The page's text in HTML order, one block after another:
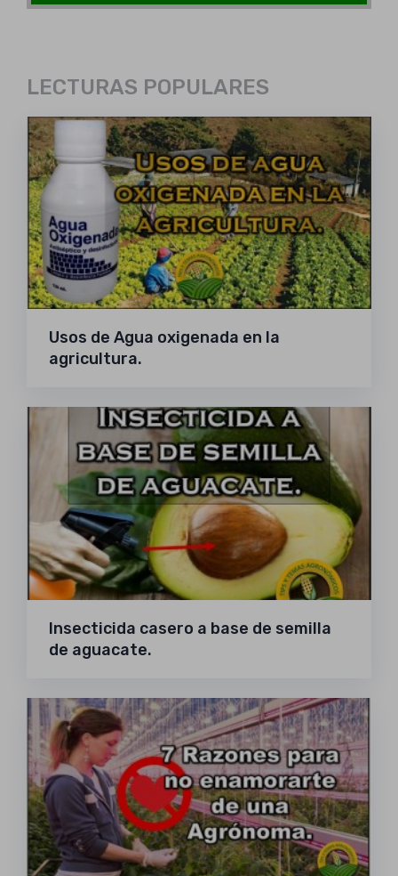
LECTURAS POPULARES
Usos de Agua oxigenada en la
agricultura.
Insecticida casero a base de semilla
de aguacate.